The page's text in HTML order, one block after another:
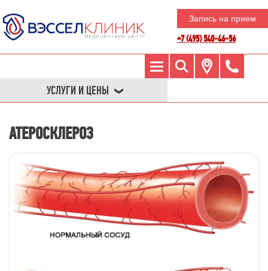
Запись на прием
+7 (495) 540-46-56
УСЛУГИ И ЦЕНЫ
АТЕРОСКЛЕРОЗ